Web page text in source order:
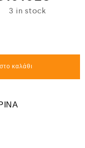
3 in stock
καλάθι